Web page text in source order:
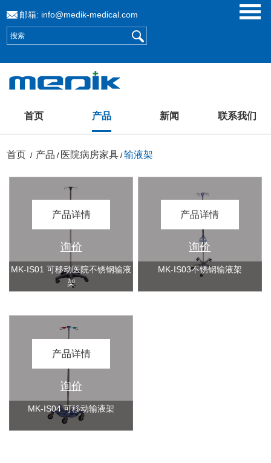
邮箱: info@medik-medical.com
首页 产品 新闻 联系我们
首页 / 产品 / 医院病房家具 /输液架
产品详情
询价
MK-IS01 可移动医院不锈钢输液
架
产品详情
询价
MK-IS03不锈钢输液架
产品详情
询价
MK-IS04 可移动输液架